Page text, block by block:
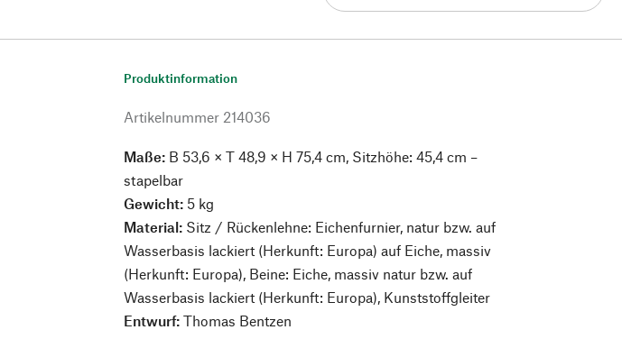
Produktinformation
Artikelnummer 214036
Maße: B 53,6 × T 48,9 × H 75,4 cm, Sitzhöhe: 45,4 cm –
stapelbar
Gewicht: 5 kg
Material: Sitz / Rückenlehne: Eichenfurnier, natur bzw. auf
Wasserbasis lackiert (Herkunft: Europa) auf Eiche, massiv
(Herkunft: Europa), Beine: Eiche, massiv natur bzw. auf
Wasserbasis lackiert (Herkunft: Europa), Kunststoffgleiter
Entwurf:Thomas Bentzen